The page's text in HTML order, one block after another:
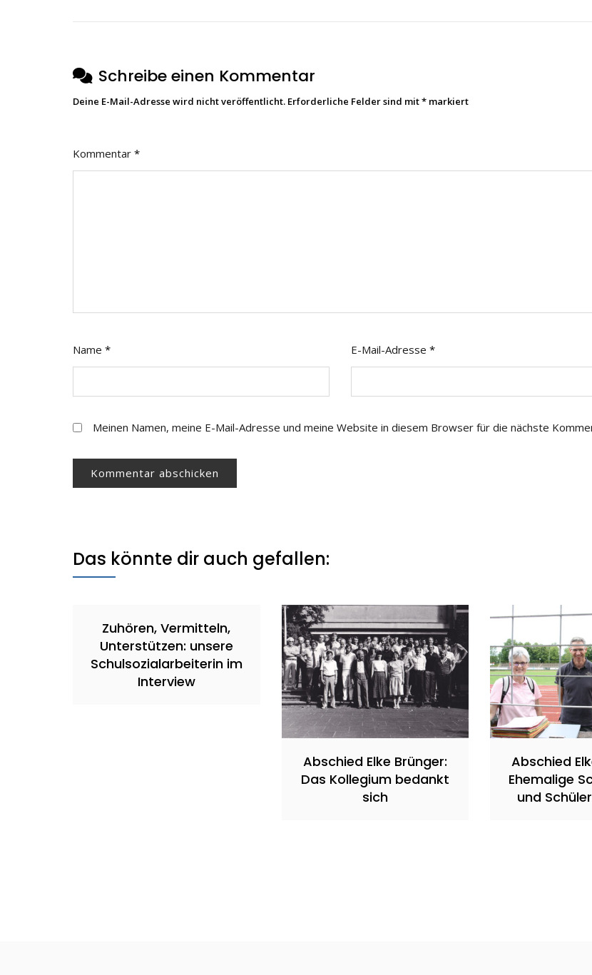
Schreibe einen Kommentar
Deine E-Mail-Adresse wird nicht veröffentlicht. Erforderliche Felder sind mit* markiert
Kommentar *
Name * E-Mail-Adresse *
Meinen Namen, meine E-Mail-Adresse und meine Website in diesem Browser für die nächste
Das könnte dir auch gefallen:
Zuhören, Vermitteln,
Unterstützen: unsere
Schulsozialarbeiterin im
Interview
Abschied Elke Brünger:
Das Kollegium bedankt
sich
Abschied
Ehemalige
und